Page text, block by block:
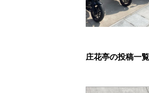
庄花亭の投稿一覧